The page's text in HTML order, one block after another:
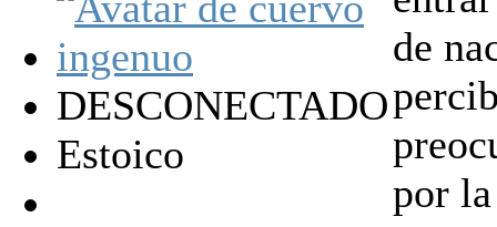
DESCONECTADO
Estoico
de
por